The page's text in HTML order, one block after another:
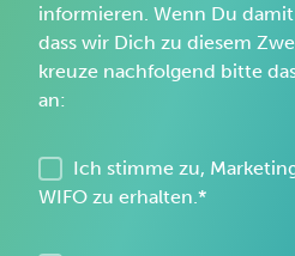
informieren. Wenn Du
dass wir Dich zu diesem
kreuze nachfolgend bitte
an:
Ich stimme zu,
WIFO zu erhalten. *